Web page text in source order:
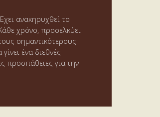
ανακηρυχθεί το
χρόνο, προσελκύει
σημαντικότερους
ένα διεθνές
προσπάθειες για την